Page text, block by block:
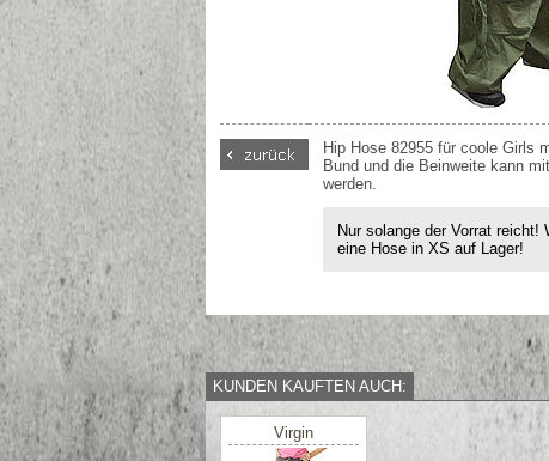
Hip Hose 82955 für coole Girls
Bund und die Beinweite kann
werden.
Nur solange der Vorrat reicht!
eine Hose in XS auf Lager!
KUNDEN KAUFTEN AUCH:
Virgin